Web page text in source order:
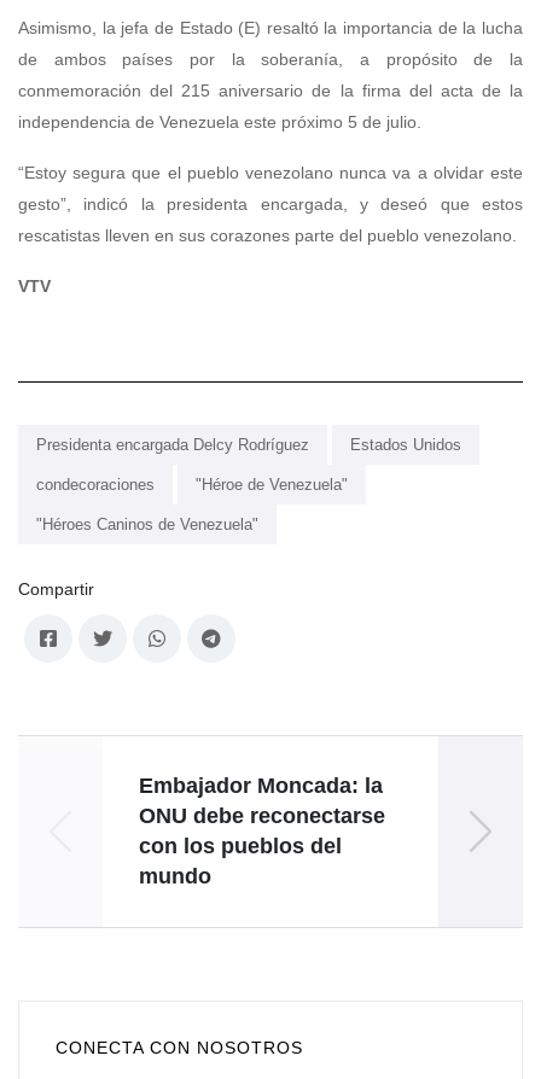
Asimismo, la jefa de Estado (E) resaltó la importancia de la lucha
de ambos países por la soberanía, a propósito de la
conmemoración del 215 aniversario de la firma del acta de la
independencia de Venezuela este próximo 5 de julio.
“Estoy segura que el pueblo venezolano nunca va a olvidar este
gesto”, indicó la presidenta encargada, y deseó que estos
rescatistas lleven en sus corazones parte del pueblo venezolano.
VTV
Presidenta encargada Delcy Rodríguez Estados Unidos
condecoraciones "Héroe de Venezuela"
"Héroes Caninos de Venezuela"
Compartir
Embajador Moncada: la
ONU debe reconectarse
con los pueblos del
mundo
CONECTA CON NOSOTROS